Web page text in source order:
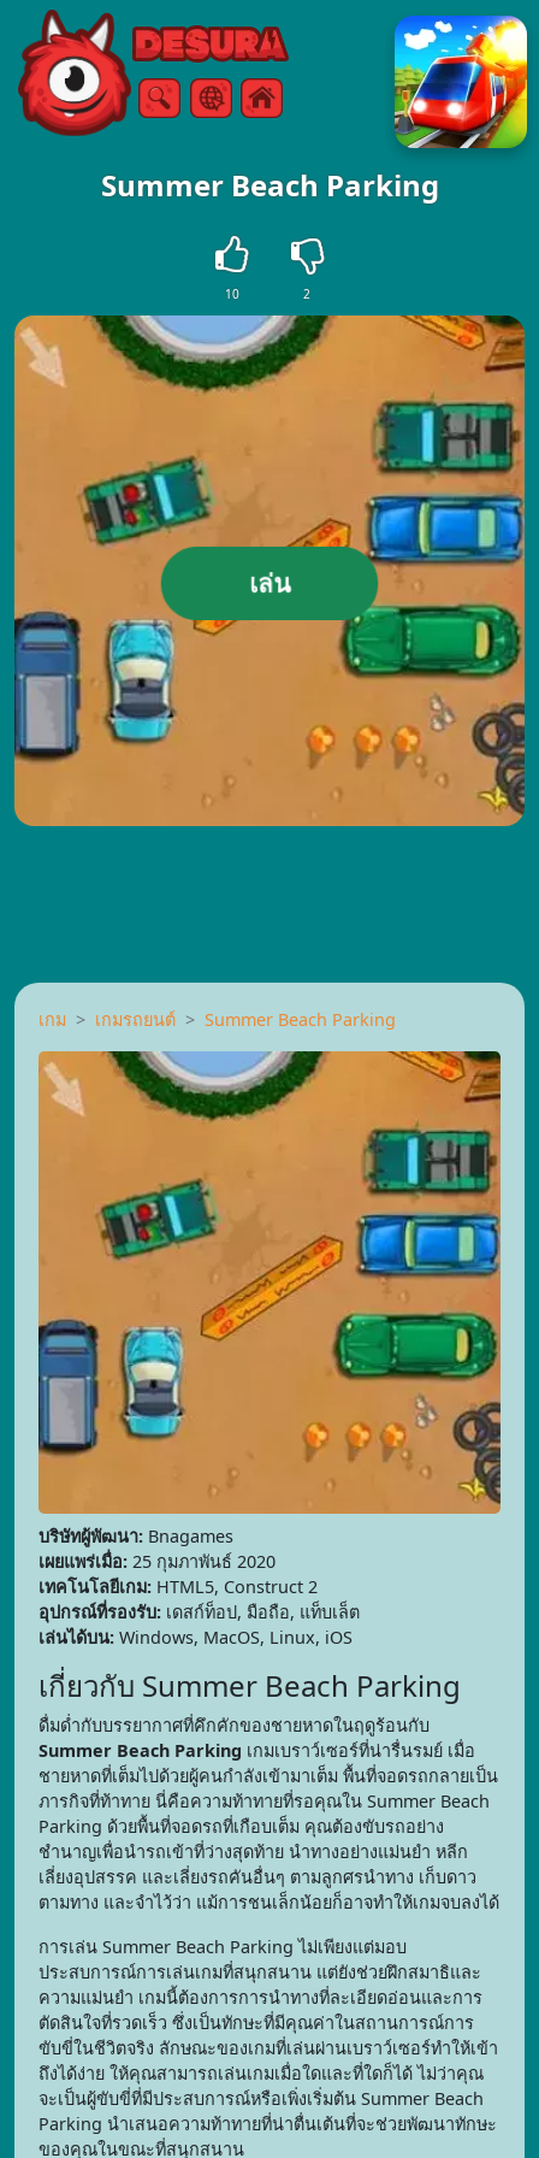
Free Online Games
ค้นหา เมนู
Summer Beach Parking
10 2
เล่น
เกม เกมรถยนต์ Summer Beach Parking
บริษัทผู้พัฒนา: Bnagames
เผยแพร่เมื่อ: 25 กุมภาพันธ์ 2020
เทคโนโลยีเกม: HTML5, Construct 2
อุปกรณ์ที่รองรับ: เดสก์ท็อป, มือถือ, แท็บเล็ต
เล่นได้บน: Windows, MacOS, Linux, iOS
เกี่ยวกับ Summer Beach Parking
ดื่มด่ำกับบรรยากาศที่คึกคักของชายหาดในฤดูร้อนกับ
Summer Beach Parking เกมเบราว์เซอร์ที่น่ารื่นรมย์ เมื่อ
ชายหาดที่เต็มไปด้วยผู้คนกำลังเข้ามาเต็ม พื้นที่จอดรถกลายเป็น
ภารกิจที่ท้าทาย นี่คือความท้าทายที่รอคุณใน Summer Beach
Parking ด้วยพื้นที่จอดรถที่เกือบเต็ม คุณต้องขับรถอย่าง
ชำนาญเพื่อนำรถเข้าที่ว่างสุดท้าย นำทางอย่างแม่นยำ หลีก
เลี่ยงอุปสรรค และเลี่ยงรถคันอื่นๆ ตามลูกศรนำทาง เก็บดาว
ตามทาง และจำไว้ว่า แม้การชนเล็กน้อยก็อาจทำให้เกมจบลงได้
การเล่น Summer Beach Parking ไม่เพียงแต่มอบ
ประสบการณ์การเล่นเกมที่สนุกสนาน แต่ยังช่วยฝึกสมาธิและ
ความแม่นยำ เกมนี้ต้องการการนำทางที่ละเอียดอ่อนและการ
ตัดสินใจที่รวดเร็ว ซึ่งเป็นทักษะที่มีคุณค่าในสถานการณ์การ
ขับขี่ในชีวิตจริง ลักษณะของเกมที่เล่นผ่านเบราว์เซอร์ทำให้เข้า
ถึงได้ง่าย ให้คุณสามารถเล่นเกมเมื่อใดและที่ใดก็ได้ ไม่ว่าคุณ
จะเป็นผู้ขับขี่ที่มีประสบการณ์หรือเพิ่งเริ่มต้น Summer Beach
Parking นำเสนอความท้าทายที่น่าตื่นเต้นที่จะช่วยพัฒนาทักษะ
ของคุณในขณะที่สนุกสนาน